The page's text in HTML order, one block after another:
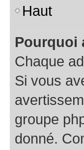
Haut
Pourquoi
Chaque
Si vous
groupe
donné.